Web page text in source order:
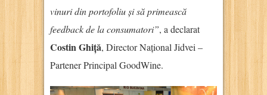
vinuri din portofoliu și să primească
feedback de la consumatori”, a declarat
Costin Ghiță, Director Național Jidvei –
Partener Principal GoodWine.